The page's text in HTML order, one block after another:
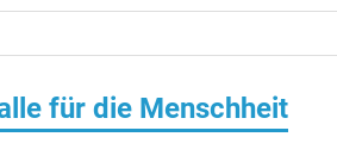
für die Menschheit